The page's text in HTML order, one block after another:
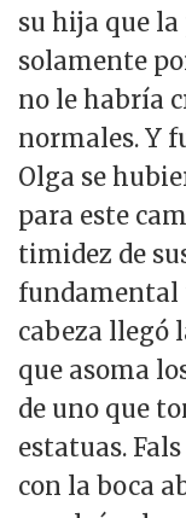
su hija que
solamente
no le habría
normales. Y
Olga se
para este
timidez de
fundamental
cabeza llegó
que asoma
de uno que
estatuas.
con la boca